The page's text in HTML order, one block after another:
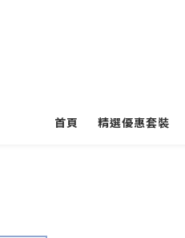
首頁 精選優惠套裝